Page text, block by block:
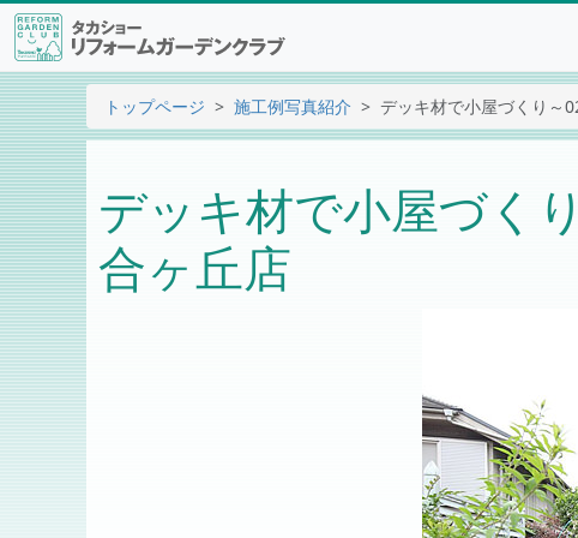
トップページ 施工例写真紹介 デッキ材で小屋づくり～
デッキ材で小屋づく
合ヶ丘店